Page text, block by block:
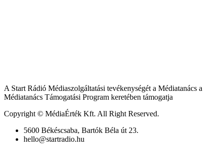
A Start Rádió Médiaszolgáltatási tevékenységét a Médiatanács a
Médiatanács Támogatási Program keretében támogatja
Copyright © MédiaÉrték Kft. All Right Reserved.
5600 Békéscsaba, Bartók Béla út 23.
hello@startradio.hu